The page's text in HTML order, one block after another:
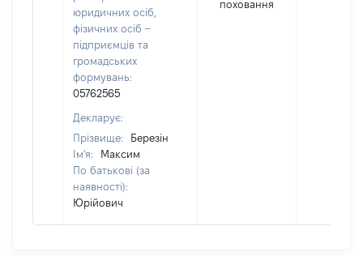
юридичних осіб,
фізичних осіб –
підприємців та
громадських
формувань:
05762565
Декларує:
Прізвище:
Березін
Ім'я:
Максим
По батькові (за
наявності):
Юрійович
поховання